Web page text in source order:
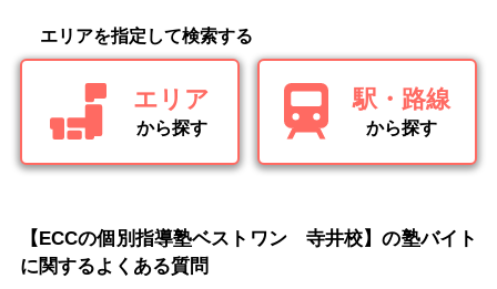
エリアを指定して検索する
エリア
から探す
駅・路線
から探す
【ECCの個別指導塾ベストワン 寺井校】の塾バイト
に関するよくある質問